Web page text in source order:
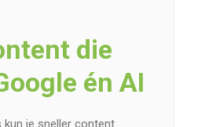
die
én AI
je sneller content